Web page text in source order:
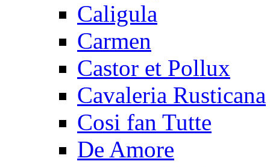
Caligula
Carmen
Castor et Pollux
Cavaleria Rusticana
Cosi fan Tutte
De Amore